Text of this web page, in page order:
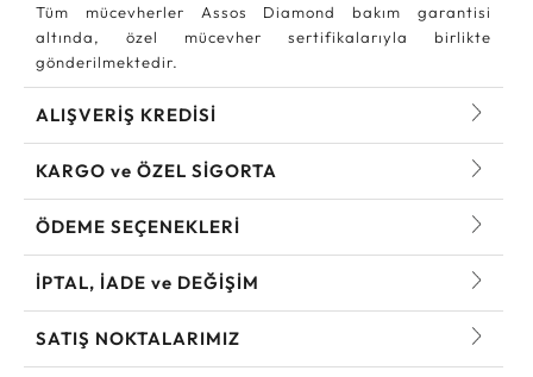
Tüm mücevherler Assos Diamond bakım garantisi
altında, özel mücevher sertifikalarıyla birlikte
gönderilmektedir.
ALIŞVERİŞ KREDİSİ
KARGO ve ÖZEL SİGORTA
ÖDEME SEÇENEKLERİ
İPTAL, İADE ve DEĞİŞİM
SATIŞ NOKTALARIMIZ